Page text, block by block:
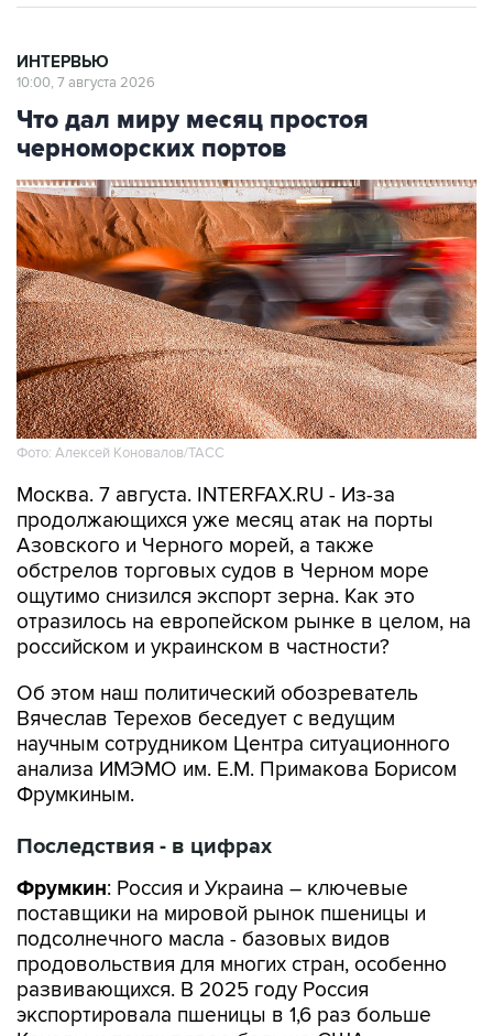
ИНТЕРВЬЮ
10:00, 7 августа 2026
Что дал миру месяц простоя
черноморских портов
Фото: Алексей Коновалов/ТАСС
Москва. 7 августа. INTERFAX.RU - Из-за
продолжающихся уже месяц атак на порты
Азовского и Черного морей, а также
обстрелов торговых судов в Черном море
ощутимо снизился экспорт зерна. Как это
отразилось на европейском рынке в целом, на
российском и украинском в частности?
Об этом наш политический обозреватель
Вячеслав Терехов беседует с ведущим
научным сотрудником Центра ситуационного
анализа ИМЭМО им. Е.М. Примакова Борисом
Фрумкиным.
Последствия - в цифрах
Фрумкин: Россия и Украина – ключевые
поставщики на мировой рынок пшеницы и
подсолнечного масла - базовых видов
продовольствия для многих стран, особенно
развивающихся. В 2025 году Россия
экспортировала пшеницы в 1,6 раз больше